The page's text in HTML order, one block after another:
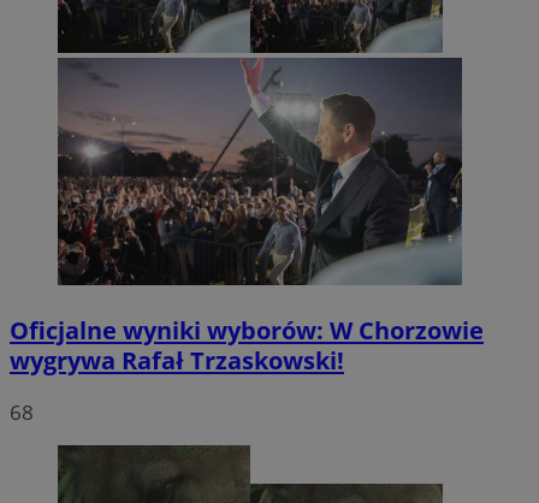
Oficjalne wyniki wyborów: W Chorzowie
wygrywa Rafał Trzaskowski!
68